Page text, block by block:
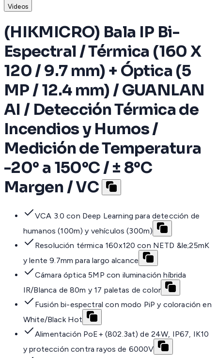
Videos
(HIKMICRO) Bala IP Bi-
Espectral / Térmica (160 X
120 / 9.7 mm) + Óptica (5
MP / 12.4 mm) / GUANLAN
AI / Detección Térmica de
Incendios y Humos /
Medición de Temperatura
-20° a 150°C / ± 8°C
Margen / VC
VCA 3.0 con Deep Learning para detección de
humanos (100m) y vehículos (300m)
Resolución térmica 160x120 con NETD &le;25mK
y lente 9.7mm para largo alcance
Cámara óptica 5MP con iluminación híbrida
IR/Blanca de 80m y 17 paletas de color
Fusión bi-espectral con modo PiP y coloración en
White/Black Hot
Alimentación PoE+ (802.3at) de 24W, IP67, IK10
y protección contra rayos de 6000V